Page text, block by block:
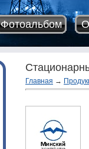
Фотоальбом
Главная →